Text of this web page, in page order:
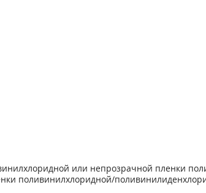
или непрозрачной пленки
поливинилхлоридной/